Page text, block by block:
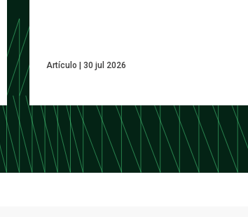
Artículo 30 jul 2026